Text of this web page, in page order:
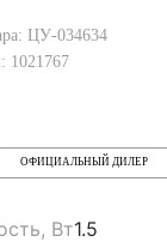
ЦУ-034634
1021767
ОФИЦИАЛЬНЫЙ ДИЛЕР
Вт1.5